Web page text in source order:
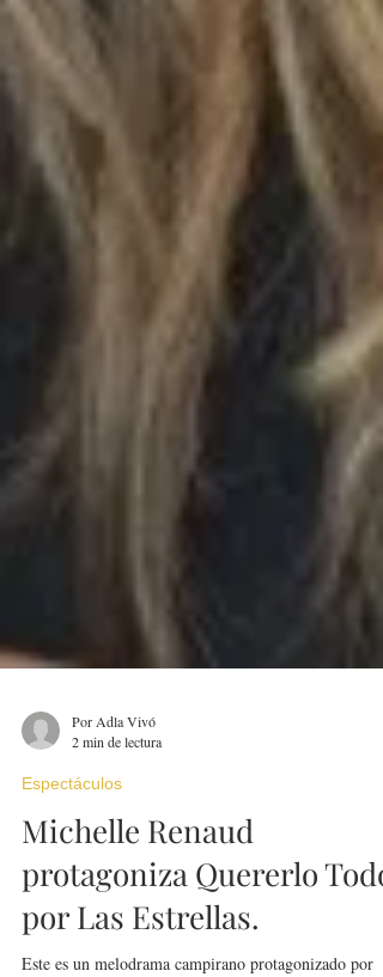
2 min de lectura
Espectáculos
Michelle Renaud
protagoniza Quererlo Todo,
por Las Estrellas.